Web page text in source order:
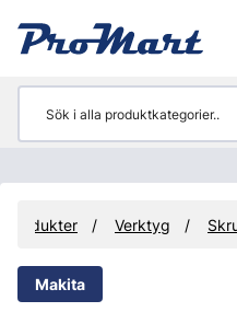
Produkter Verktyg
Makita